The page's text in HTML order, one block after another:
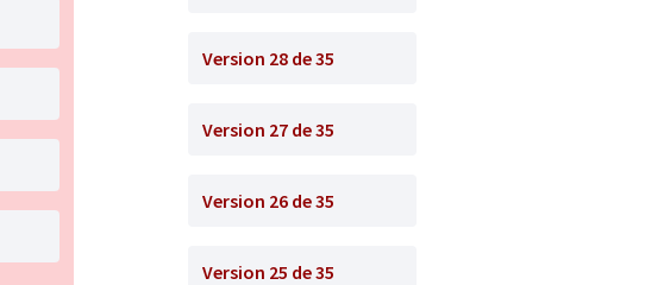
Version 28 de 35
Version 27 de 35
Version 26 de 35
Version 25 de 35